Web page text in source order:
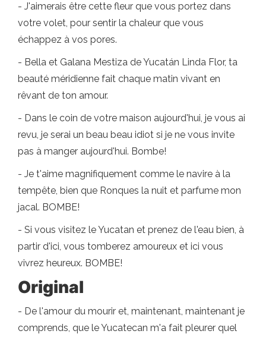
- J'aimerais être cette fleur que vous portez dans
votre volet, pour sentir la chaleur que vous
échappez à vos pores.
- Bella et Galana Mestiza de Yucatán Linda Flor, ta
beauté méridienne fait chaque matin vivant en
rêvant de ton amour.
- Dans le coin de votre maison aujourd'hui, je vous ai
revu, je serai un beau beau idiot si je ne vous invite
pas à manger aujourd'hui. Bombe!
- Je t'aime magnifiquement comme le navire à la
tempête, bien que Ronques la nuit et parfume mon
jacal. BOMBE!
- Si vous visitez le Yucatan et prenez de l'eau bien, à
partir d'ici, vous tomberez amoureux et ici vous
vivrez heureux. BOMBE!
Original
- De l'amour du mourir et, maintenant, maintenant je
comprends, que le Yucatecan m'a fait pleurer quel